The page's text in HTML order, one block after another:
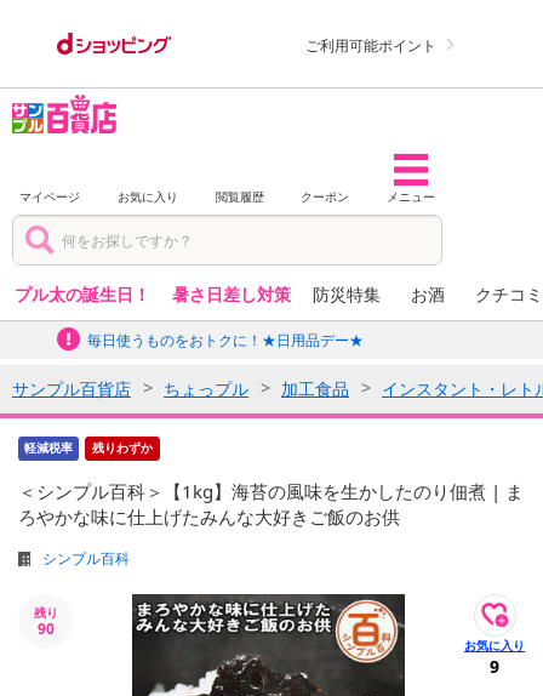
ご利用可能ポイント
マイページ お気に入り 閲覧履歴 クーポン メニュー
プル太の誕生日！ 暑さ日差し対策 防災特集 お酒 クチコ
毎日使うものをおトクに！★日用品デー★
サンプル百貨店 ちょっプル 加工食品 インスタント・レト
軽減税率 残りわずか
＜シンプル百科＞【1kg】海苔の風味を生かしたのり佃煮 | ま
ろやかな味に仕上げたみんな大好きご飯のお供
シンプル百科
残り
90
9